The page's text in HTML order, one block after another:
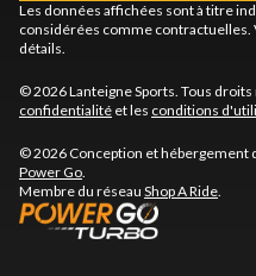
Les données affichées sont à titre
considérées comme contractuelles.
détails.
© 2026 Lanteigne Sports. Tous
confidentialité et les conditions
© 2026 Conception et hébergement
Power Go.
Membre du réseau Shop A Ride.